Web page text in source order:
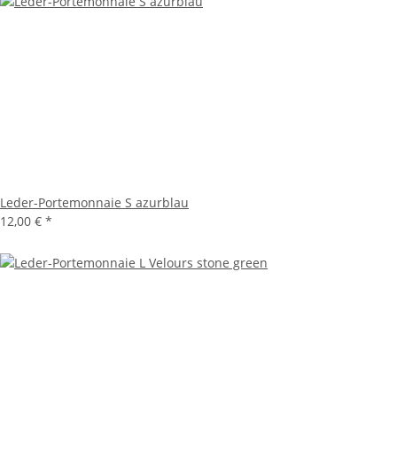
Leder-Portemonnaie S azurblau
12,00 € *